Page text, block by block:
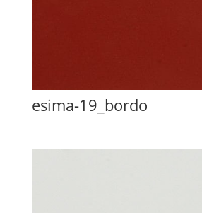
esima-19_bordo